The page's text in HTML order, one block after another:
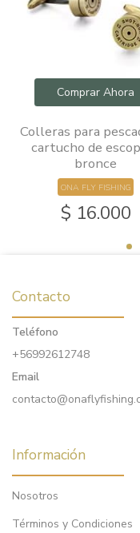
Comprar Ahora
Colleras para
cartucho de
bronce
ONA FLY FISHING
$ 16.000
Contacto
Teléfono
+56992612748
Email
Información
Nosotros
Términos y Condiciones